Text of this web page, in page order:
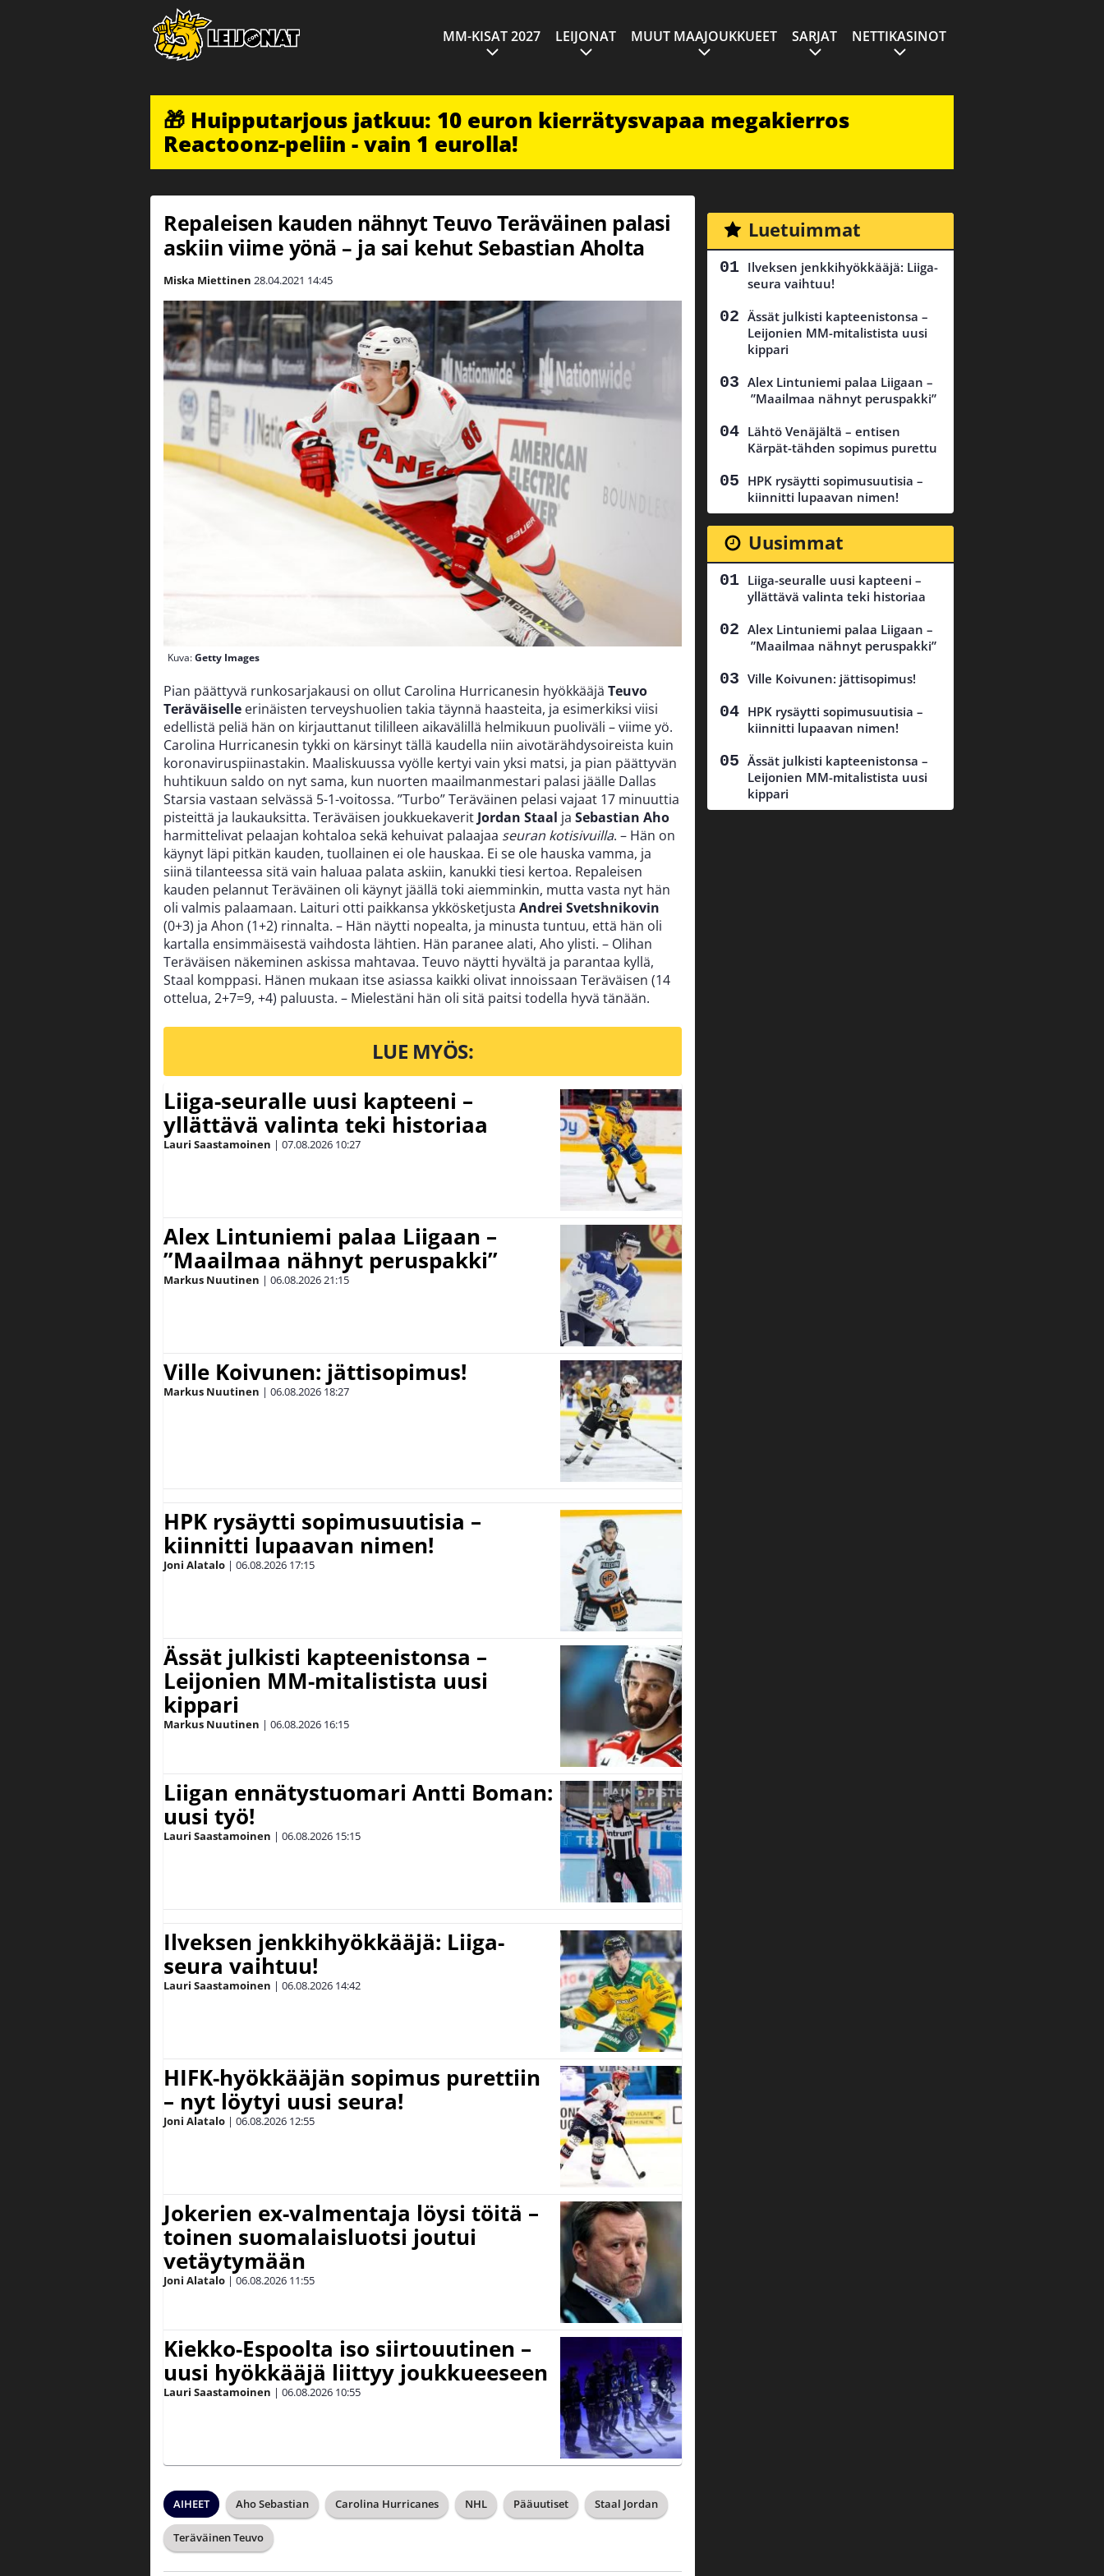
MM-KISAT 2027 LEIJONAT MUUT MAAJOUKKUEET SARJAT NETTIKASINOT
🎁 Huipputarjous jatkuu: 10 euron kierrätysvapaa megakierros
Reactoonz-peliin - vain 1 eurolla!
Repaleisen kauden nähnyt Teuvo Teräväinen palasi
askiin viime yönä – ja sai kehut Sebastian Aholta
Miska Miettinen 28.04.2021 14:45
Kuva:Getty Images
Pian päättyvä runkosarjakausi on ollut Carolina Hurricanesin hyökkääjä Teuvo
Teräväiselle erinäisten terveyshuolien takia täynnä haasteita, ja esimerkiksi viisi
edellistä peliä hän on kirjauttanut tililleen aikavälillä helmikuun puoliväli – viime yö.
Carolina Hurricanesin tykki on kärsinyt tällä kaudella niin aivotärähdysoireista kuin
koronaviruspiinastakin. Maaliskuussa vyölle kertyi vain yksi matsi, ja pian päättyvän
huhtikuun saldo on nyt sama, kun nuorten maailmanmestari palasi jäälle Dallas
Starsia vastaan selvässä 5-1-voitossa. ”Turbo” Teräväinen pelasi vajaat 17 minuuttia
pisteittä ja laukauksitta. Teräväisen joukkuekaverit Jordan Staal ja Sebastian Aho
harmittelivat pelaajan kohtaloa sekä kehuivat palaajaa seuran kotisivuilla. – Hän on
käynyt läpi pitkän kauden, tuollainen ei ole hauskaa. Ei se ole hauska vamma, ja
siinä tilanteessa sitä vain haluaa palata askiin, kanukki tiesi kertoa. Repaleisen
kauden pelannut Teräväinen oli käynyt jäällä toki aiemminkin, mutta vasta nyt hän
oli valmis palaamaan. Laituri otti paikkansa ykkösketjusta Andrei Svetshnikovin
(0+3) ja Ahon (1+2) rinnalta. – Hän näytti nopealta, ja minusta tuntuu, että hän oli
kartalla ensimmäisestä vaihdosta lähtien. Hän paranee alati, Aho ylisti. – Olihan
Teräväisen näkeminen askissa mahtavaa. Teuvo näytti hyvältä ja parantaa kyllä,
Staal komppasi. Hänen mukaan itse asiassa kaikki olivat innoissaan Teräväisen (14
ottelua, 2+7=9, +4) paluusta. – Mielestäni hän oli sitä paitsi todella hyvä tänään.
LUE MYÖS:
Liiga-seuralle uusi kapteeni –
yllättävä valinta teki historiaa
Lauri Saastamoinen | 07.08.2026 10:27
Alex Lintuniemi palaa Liigaan –
”Maailmaa nähnyt peruspakki”
Markus Nuutinen | 06.08.202621:15
Ville Koivunen: jättisopimus!
Markus Nuutinen | 06.08.2026 18:27
HPK rysäytti sopimusuutisia –
kiinnitti lupaavan nimen!
Joni Alatalo | 06.08.2026 17:15
Ässät julkisti kapteenistonsa –
Leijonien MM-mitalistista uusi
kippari
Markus Nuutinen | 06.08.2026 16:15
Liigan ennätystuomari Antti Boman:
uusi työ!
Lauri Saastamoinen | 06.08.2026 15:15
Ilveksen jenkkihyökkääjä: Liiga-
seura vaihtuu!
Lauri Saastamoinen | 06.08.2026 14:42
HIFK-hyökkääjän sopimus purettiin
– nyt löytyi uusi seura!
Joni Alatalo | 06.08.2026 12:55
Jokerien ex-valmentaja löysi töitä –
toinen suomalaisluotsi joutui
vetäytymään
Joni Alatalo | 06.08.2026 11:55
Kiekko-Espoolta iso siirtouutinen –
uusi hyökkääjä liittyy joukkueeseen
Lauri Saastamoinen | 06.08.2026 10:55
AIHEET Aho Sebastian Carolina Hurricanes NHL Pääuutiset Staal Jordan
Teräväinen Teuvo
Luetuimmat
Ilveksen jenkkihyökkääjä: Liiga-
seura vaihtuu!
Ässät julkisti kapteenistonsa –
Leijonien MM-mitalistista uusi
kippari
Alex Lintuniemi palaa Liigaan –
”Maailmaa nähnyt peruspakki”
Lähtö Venäjältä – entisen
Kärpät-tähden sopimus purettu
HPK rysäytti sopimusuutisia –
kiinnitti lupaavan nimen!
Uusimmat
Liiga-seuralle uusi kapteeni –
yllättävä valinta teki historiaa
Alex Lintuniemi palaa Liigaan –
”Maailmaa nähnyt peruspakki”
Ville Koivunen: jättisopimus!
HPK rysäytti sopimusuutisia –
kiinnitti lupaavan nimen!
Ässät julkisti kapteenistonsa –
Leijonien MM-mitalistista uusi
kippari